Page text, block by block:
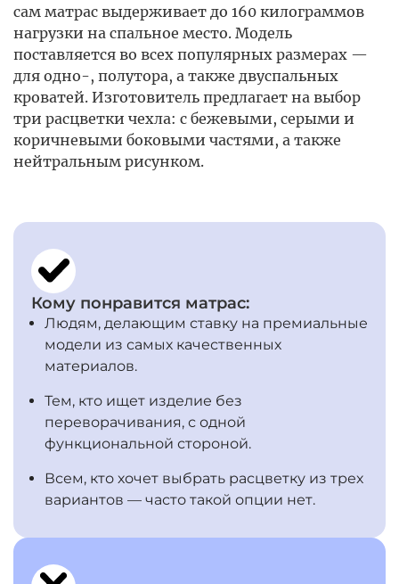
сам матрас выдерживает до 160 килограммов
нагрузки на спальное место. Модель
поставляется во всех популярных размерах —
для одно-, полутора, а также двуспальных
кроватей. Изготовитель предлагает на выбор
три расцветки чехла: с бежевыми, серыми и
коричневыми боковыми частями, а также
нейтральным рисунком.
Кому понравится матрас:
Людям, делающим ставку на премиальные
модели из самых качественных
материалов.
Тем, кто ищет изделие без
переворачивания, с одной
функциональной стороной.
Всем, кто хочет выбрать расцветку из трех
вариантов — часто такой опции нет.